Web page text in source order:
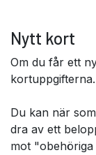
Nytt kort
Om du får ett
Du kan när
dra av ett
mot